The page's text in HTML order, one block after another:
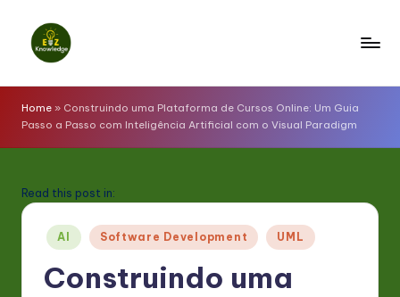
z
K
o
w
Home » Construindo uma Plataforma de Cursos Online: Um Guia
Passo a Passo com Inteligência Artificial com o Visual Paradigm
Read this post in:
Posted
in
AI Software Development UML
Construindo uma